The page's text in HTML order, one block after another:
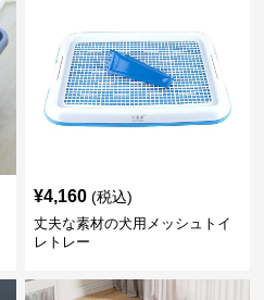
¥4,160 (税込)
丈夫な素材の犬用メッシュトイ
レトレー